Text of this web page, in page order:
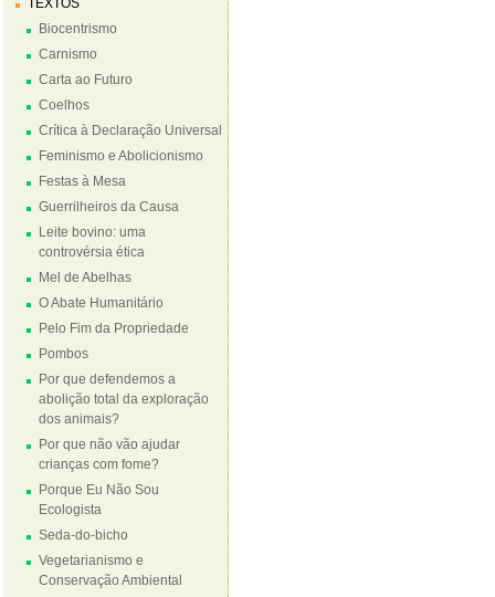
TEXTOS
Biocentrismo
Carnismo
Carta ao Futuro
Coelhos
Crítica à Declaração Universal
Feminismo e Abolicionismo
Festas à Mesa
Guerrilheiros da Causa
Leite bovino: uma
controvérsia ética
Mel de Abelhas
O Abate Humanitário
Pelo Fim da Propriedade
Pombos
Por que defendemos a
abolição total da exploração
dos animais?
Por que não vão ajudar
crianças com fome?
Porque Eu Não Sou
Ecologista
Seda-do-bicho
Vegetarianismo e
Conservação Ambiental